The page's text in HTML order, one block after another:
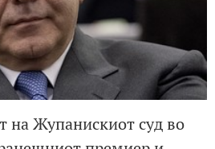
на Жупанискиот суд во